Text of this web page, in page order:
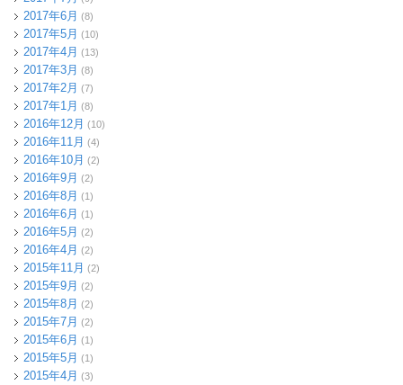
2017年6月 (8)
2017年5月 (10)
2017年4月 (13)
2017年3月 (8)
2017年2月 (7)
2017年1月 (8)
2016年12月 (10)
2016年11月 (4)
2016年10月 (2)
2016年9月 (2)
2016年8月 (1)
2016年6月 (1)
2016年5月 (2)
2016年4月 (2)
2015年11月 (2)
2015年9月 (2)
2015年8月 (2)
2015年7月 (2)
2015年6月 (1)
2015年5月 (1)
2015年4月 (3)